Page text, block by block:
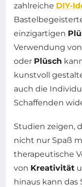
zahlreiche DIY-
einzigartigen
Verwendung
oder Plüsch
kunstvoll
auch die
Schaffenden
Studien zeigen,
nicht nur Spaß
therapeutische
von Kreativität
hinaus kann das